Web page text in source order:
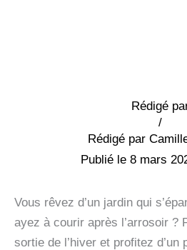
Rédigé
/
8 mars
Vous rêvez d’un jardin qui
ayez à courir après l’arrosoir ?
sortie de l’hiver et profitez d’un